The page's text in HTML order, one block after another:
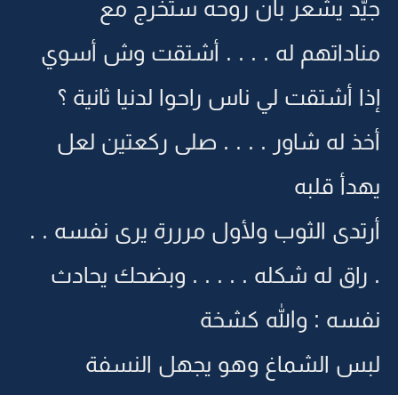
جيّد يشعر بأن روحه ستخرج مع
مناداتهم له . . . . أشتقت وش أسوي
إذا أشتقت لي ناس راحوا لدنيا ثانية ؟
أخذ له شاور . . . . صلى ركعتين لعل
يهدأ قلبه
أرتدى الثوب ولأول مرررة يرى نفسه . .
. راق له شكله . . . . . وبضحك يحادث
نفسه : والله كشخة
لبس الشماغ وهو يجهل النسفة